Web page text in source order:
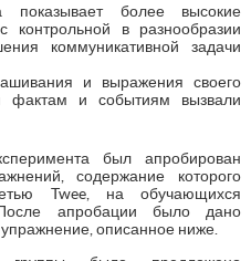
показывает более высокие
контрольной в разнообразии
коммуникативной задачи
и выражения своего
фактам и событиям вызвали
был апробирован
содержание которого
Twee, на обучающихся
После апробации было дано
описанное ниже.